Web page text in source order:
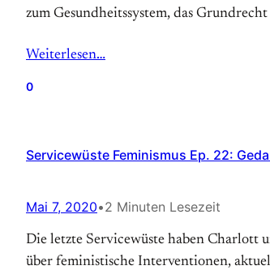
zum Gesundheitssystem, das
Weiterlesen…
0
Servicewüste Feminismus Ep. 22:
Mai 7, 2020•2 Minuten Lesezeit
Die letzte Servicewüste haben Charlott
über feministische Interventionen,